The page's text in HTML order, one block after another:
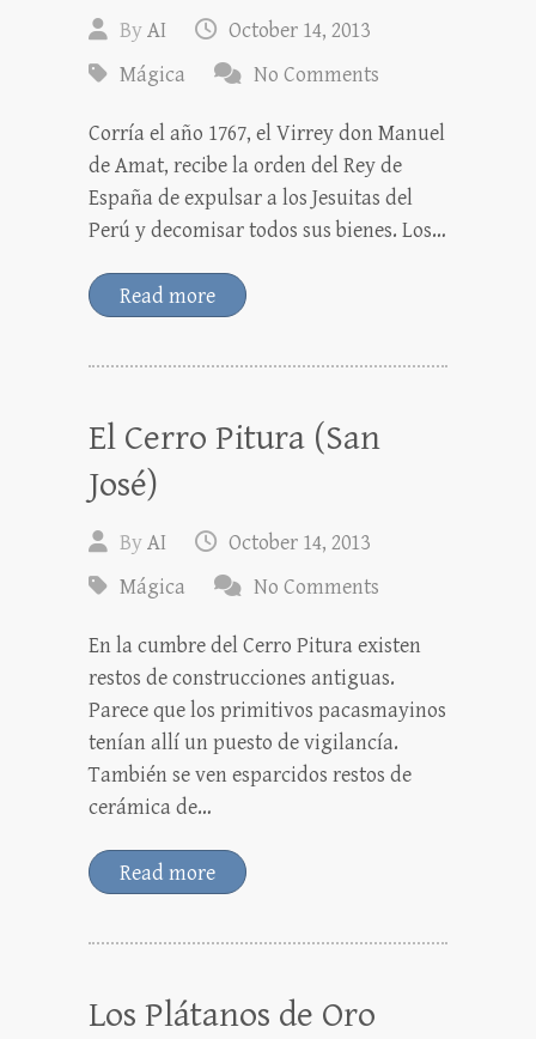
ByAI
October 14, 2013
Mágica
No Comments
Corría el año 1767, el Virrey don Manuel
de Amat, recibe la orden del Rey de
España de expulsar a los Jesuitas del
Perú y decomisar todos sus bienes. Los…
Read more
El Cerro Pitura (San
José)
ByAI
October 14, 2013
Mágica
No Comments
En la cumbre del Cerro Pitura existen
restos de construcciones antiguas.
Parece que los primitivos pacasmayinos
tenían allí un puesto de vigilancía.
También se ven esparcidos restos de
cerámica de…
Read more
Los Plátanos de Oro